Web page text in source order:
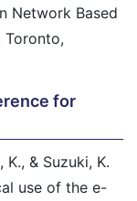
Network Based
Toronto,
for
K., & Suzuki, K.
use of the e-